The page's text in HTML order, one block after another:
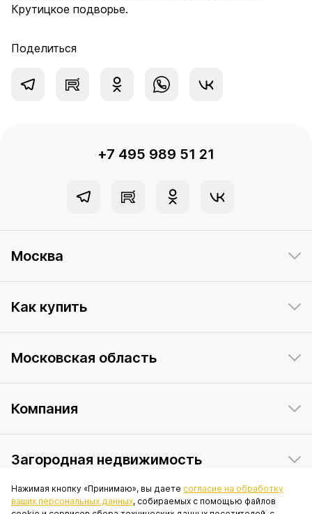
Крутицкое подворье.
Поделиться
+7 495 989 51 21
Москва
Как купить
Московская область
Компания
Загородная недвижимость
Нажимая кнопку «Принимаю», вы даете согласие на обработку
ваших персональных данных, собираемых с помощью файлов